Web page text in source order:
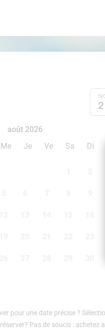
août 2026
Me Je Ve Sa Di
pour une date précise ?
Pas de soucis : achetez